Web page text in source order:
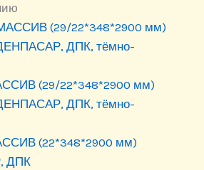
(29/22*348*2900 мм)
ДПК, тёмно-
(22*348*2900 мм)
ДПК